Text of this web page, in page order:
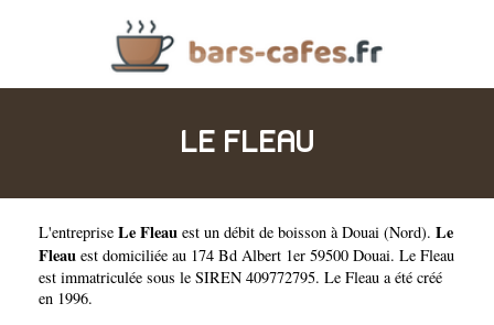
LE FLEAU
L'entreprise Le Fleau est un débit de boisson à Douai (Nord). Le
Fleau est domiciliée au 174 Bd Albert 1er 59500 Douai. Le Fleau
est immatriculée sous le SIREN 409772795. Le Fleau a été créé
en 1996.